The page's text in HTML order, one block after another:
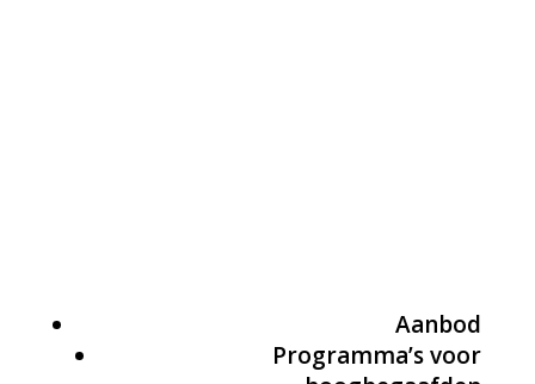
Aanbod
Programma’s voor